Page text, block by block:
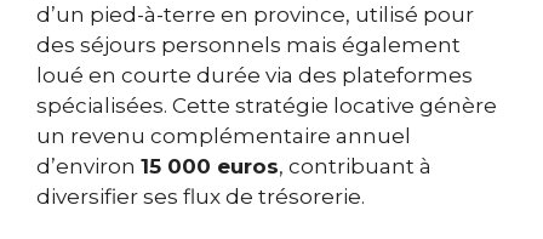
d’un pied-à-terre en province, utilisé pour
des séjours personnels mais également
loué en courte durée via des plateformes
spécialisées. Cette stratégie locative génère
un revenu complémentaire annuel
d’environ 15 000 euros, contribuant à
diversifier ses flux de trésorerie.